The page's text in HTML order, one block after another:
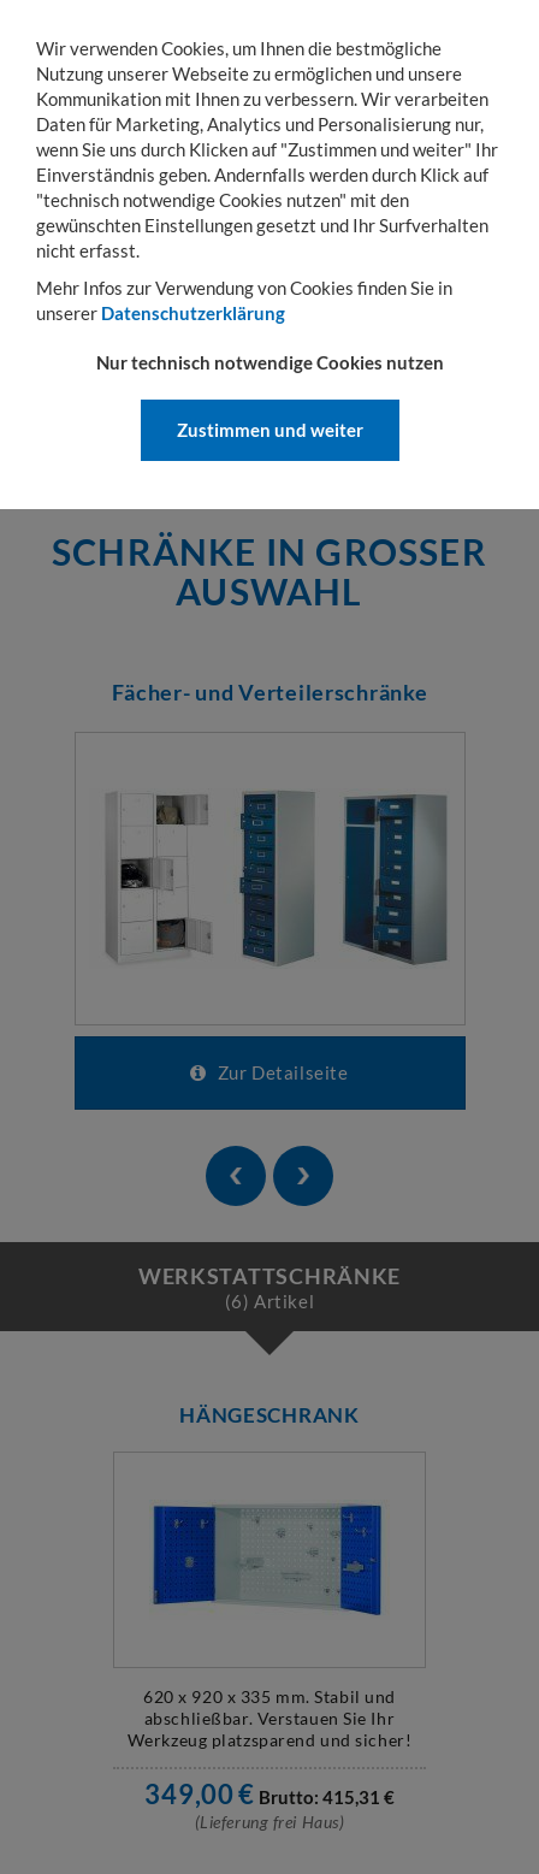
Toggle
navigation
MENÜ KONTO WARENKORB
Sie sind hier: Betriebseinrichtung Schränke
SCHRÄNKE
Unser Schrank-Sortiment bietet für die Einrichtung Ihrer Geschäfte,
etc alles, was Sie benötigen! Schaffen Sie sichere
Ablagemöglichkeiten durch die verschließbaren Schränke und
behalten Sie Dank unserer praktischen Ordnungshelfer stets die
SCHRÄNKE IN GROSSER A
USWAHL
Fächer- und Verteilerschränke
Zur Detailseite
WERKSTATTSCHRÄNKE
(6) Artikel
HÄNGESCHRANK
620 x 920 x 335 mm. Stabil und
abschließbar. Verstauen Sie Ihr
Werkzeug platzsparend und sicher!
349,00€ Brutto:415,31 €
(Lieferung frei Haus)
Wir verwenden Cookies, um Ihnen die bestmögliche
Nutzung unserer Webseite zu ermöglichen und unsere
Kommunikation mit Ihnen zu verbessern. Wir verarbeiten
Daten für Marketing, Analytics und Personalisierung nur,
wenn Sie uns durch Klicken auf "Zustimmen und weiter" Ihr
Einverständnis geben. Andernfalls werden durch Klick auf
"technisch notwendige Cookies nutzen" mit den
gewünschten Einstellungen gesetzt und Ihr Surfverhalten
nicht erfasst.
Mehr Infos zur Verwendung von Cookies finden Sie in
unserer Datenschutzerklärung
Nur technisch notwendige Cookies nutzen
Zustimmen und weiter